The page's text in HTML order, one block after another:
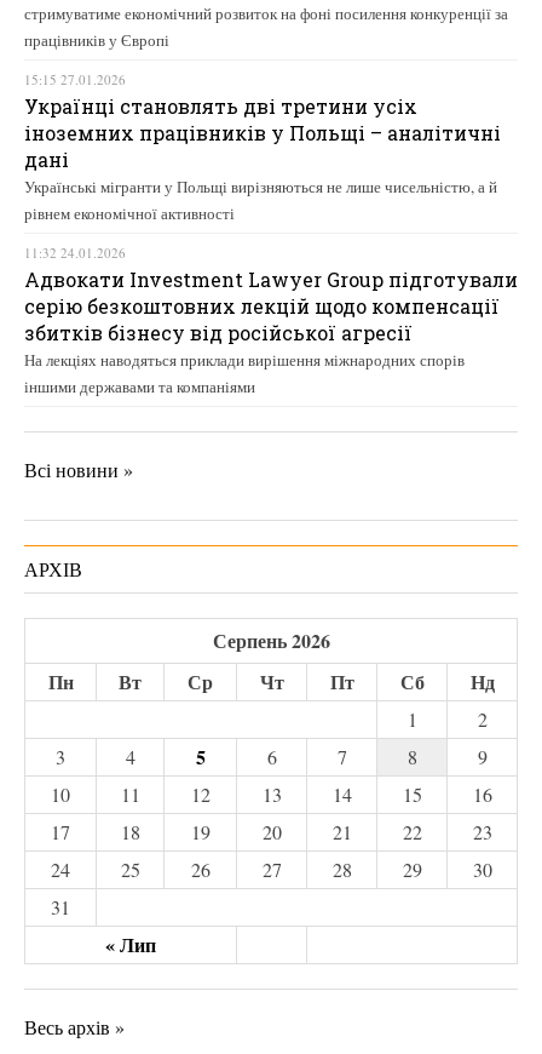
стримуватиме економічний розвиток на фоні посилення конкуренції за
працівників у Європі
15:15 27.01.2026
Українці становлять дві третини усіх
іноземних працівників у Польщі – аналітичні
дані
Українські мігранти у Польщі вирізняються не лише чисельністю, а й
рівнем економічної активності
11:32 24.01.2026
Адвокати Investment Lawyer Group підготували
серію безкоштовних лекцій щодо компенсації
збитків бізнесу від російської агресії
На лекціях наводяться приклади вирішення міжнародних спорів
іншими державами та компаніями
Всі новини »
АРХІВ
Серпень 2026
Пн
Вт Ср Чт Пт Сб Нд
« Лип
1
2
3
4 5 6 7 8
9
10
11 12 13 14 15
16
17
18 19 20 21 22
23
24
25 26 27 28 29
30
31
Весь архів »